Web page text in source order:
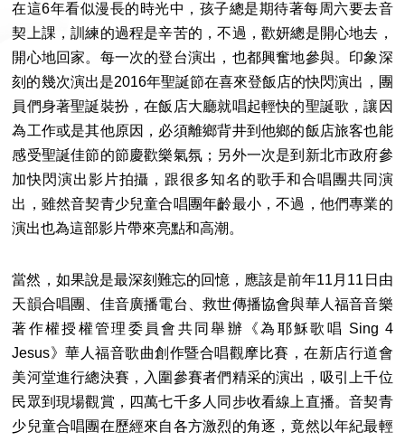
在這6年看似漫長的時光中，孩子總是期待著每周六要去音
契上課，訓練的過程是辛苦的，不過，歡妍總是開心地去，
開心地回家。每一次的登台演出，也都興奮地參與。印象深
刻的幾次演出是2016年聖誕節在喜來登飯店的快閃演出，團
員們身著聖誕裝扮，在飯店大廳就唱起輕快的聖誕歌，讓因
為工作或是其他原因，必須離鄉背井到他鄉的飯店旅客也能
感受聖誕佳節的節慶歡樂氣氛；另外一次是到新北市政府參
加快閃演出影片拍攝，跟很多知名的歌手和合唱團共同演
出，雖然音契青少兒童合唱團年齡最小，不過，他們專業的
演出也為這部影片帶來亮點和高潮。
當然，如果說是最深刻難忘的回憶，應該是前年11月11日由
天韻合唱團、佳音廣播電台、救世傳播協會與華人福音音樂
著作權授權管理委員會共同舉辦《為耶穌歌唱 Sing 4
Jesus》華人福音歌曲創作暨合唱觀摩比賽，在新店行道會
美河堂進行總決賽，入圍參賽者們精采的演出，吸引上千位
民眾到現場觀賞，四萬七千多人同步收看線上直播。音契青
少兒童合唱團在歷經來自各方激烈的角逐，竟然以年紀最輕